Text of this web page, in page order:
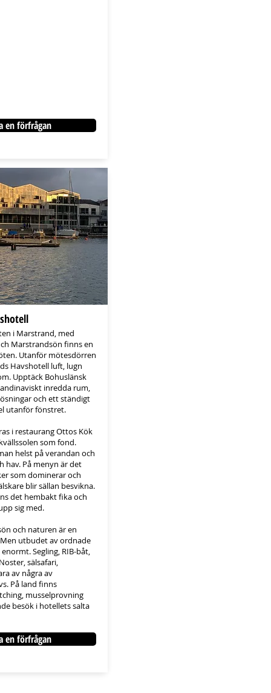
en förfrågan
i Marstrand, med
Marstrandsön finns en
Utanför mötesdörren
Havshotell luft, lugn
Upptäck Bohuslänsk
inredda rum,
och ett ständigt
utanför fönstret.
i restaurang Ottos Kök
som fond.
helst på verandan och
hav. På menyn är det
som dominerar och
blir sällan besvikna.
det hembakt fika och
sig med.
och naturen är en
utbudet av ordnade
Segling, RIB-båt,
sälsafari,
av några av
På land finns
musselprovning
besök i hotellets salta
en förfrågan